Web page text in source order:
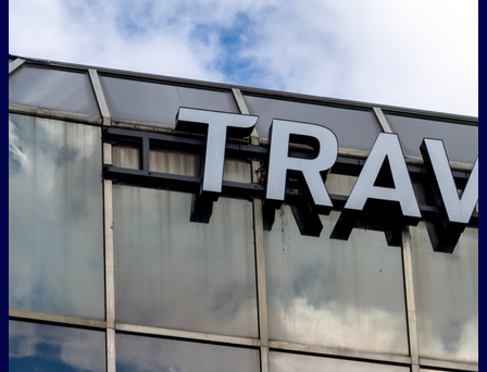
ετοιμάζεται να εισέλθει στην αγορά των ΗΠΑ